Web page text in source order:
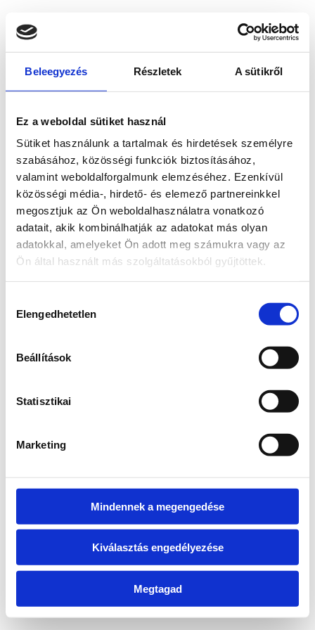
Beleegyezés Részletek A sütikről
Ez a weboldal sütiket használ
Sütiket használunk a tartalmak és hirdetések személyre
szabásához, közösségi funkciók biztosításához,
valamint weboldalforgalmunk elemzéséhez. Ezenkívül
közösségi média-, hirdető- és elemező partnereinkkel
megosztjuk az Ön weboldalhasználatra vonatkozó
adatait, akik kombinálhatják az adatokat más olyan
adatokkal, amelyeket Ön adott meg számukra vagy az
Ön által használt más szolgáltatásokból gyűjtöttek.
kiválasztása
Elengedhetetlen
Beállítások
Statisztikai
Marketing
Mindennek a megengedése
Kiválasztás engedélyezése
Megtagad
loadingwww.bicapp.hu
(see the browser console for more